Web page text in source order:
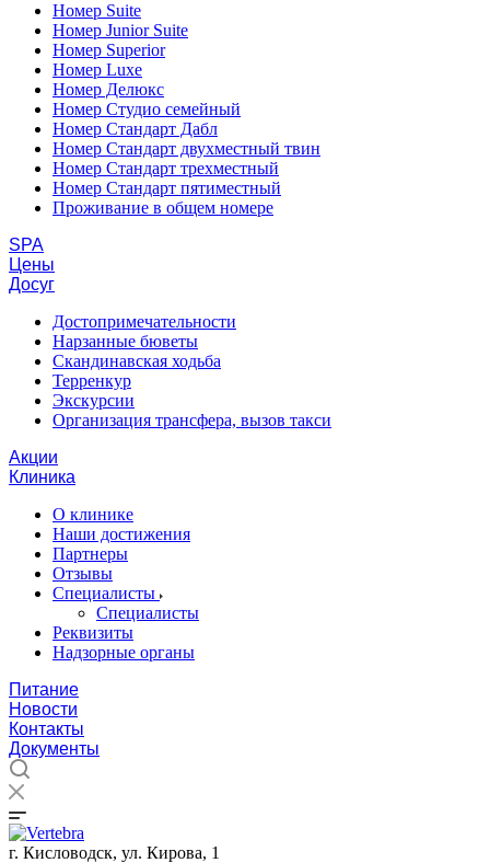
Номер Suite
Номер Junior Suite
Номер Superior
Номер Luxe
Номер Делюкс
Номер Студио семейный
Номер Стандарт Дабл
Номер Стандарт двухместный твин
Номер Стандарт трехместный
Номер Стандарт пятиместный
Проживание в общем номере
SPA
Цены
Досуг
Достопримечательности
Нарзанные бюветы
Скандинавская ходьба
Терренкур
Экскурсии
Организация трансфера, вызов такси
Акции
Клиника
О клинике
Наши достижения
Партнеры
Отзывы
Специалисты
Специалисты
Реквизиты
Надзорные органы
Питание
Новости
Контакты
Документы
г. Кисловодск, ул. Кирова, 1